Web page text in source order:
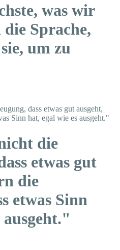
was wir
Sprache,
um zu
die
etwas gut
die
etwas Sinn
ausgeht."